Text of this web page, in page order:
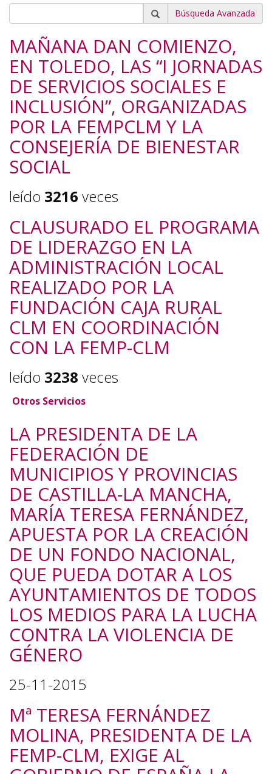
Búsqueda Avanzada
MAÑANA DAN COMIENZO,
EN TOLEDO, LAS “I JORNADAS
DE SERVICIOS SOCIALES E
INCLUSIÓN”, ORGANIZADAS
POR LA FEMPCLM Y LA
CONSEJERÍA DE BIENESTAR
SOCIAL
leído 3216 veces
CLAUSURADO EL PROGRAMA
DE LIDERAZGO EN LA
ADMINISTRACIÓN LOCAL
REALIZADO POR LA
FUNDACIÓN CAJA RURAL
CLM EN COORDINACIÓN
CON LA FEMP-CLM
leído 3238 veces
Otros Servicios
LA PRESIDENTA DE LA
FEDERACIÓN DE
MUNICIPIOS Y PROVINCIAS
DE CASTILLA-LA MANCHA,
MARÍA TERESA FERNÁNDEZ,
APUESTA POR LA CREACIÓN
DE UN FONDO NACIONAL,
QUE PUEDA DOTAR A LOS
AYUNTAMIENTOS DE TODOS
LOS MEDIOS PARA LA LUCHA
CONTRA LA VIOLENCIA DE
GÉNERO
25-11-2015
Mª TERESA FERNÁNDEZ
MOLINA, PRESIDENTA DE LA
FEMP-CLM, EXIGE AL